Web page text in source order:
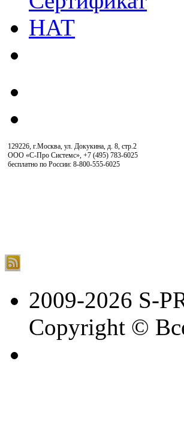
129226, г.Москва, ул. Докукина, д. 8, стр.2
ООО «С-Про Системс», +7 (495) 783-6025
бесплатно по России: 8-800-555-6025
2009-2026 S-
Copyright ©